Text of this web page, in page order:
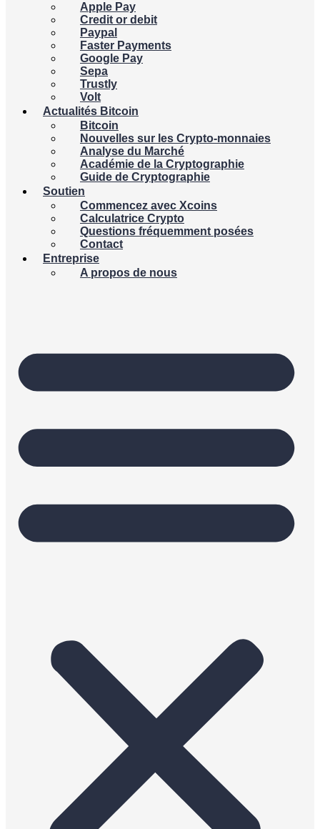
Apple Pay
Credit or debit
Paypal
Faster Payments
Google Pay
Sepa
Trustly
Volt
Actualités Bitcoin
Bitcoin
Nouvelles sur les Crypto-monnaies
Analyse du Marché
Académie de la Cryptographie
Guide de Cryptographie
Soutien
Commencez avec Xcoins
Calculatrice Crypto
Questions fréquemment posées
Contact
Entreprise
A propos de nous